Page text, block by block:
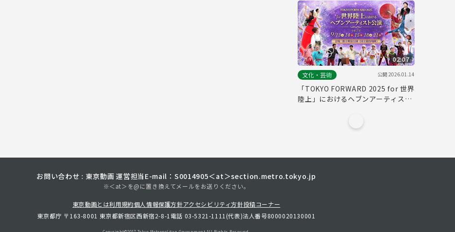
02:07
文化・芸術
公開2026.01.14
「TOKYO FORWARD 2025 for 世界
陸上」におけるヘブンアーティスト
お問い合わせ : 東京動画 運営担当 E-mail：S0014905＜at＞section.metro.tokyo.jp
※＜at＞を@に置き換えてメールをお送りください。
東京動画とは利用規約個人情報保護方針アクセシビリティ方針投稿コーナー
東京都庁 〒163-8001 東京都新宿区西新宿2-8-1 電話 03-5321-1111(代表)法人番号8000020130001